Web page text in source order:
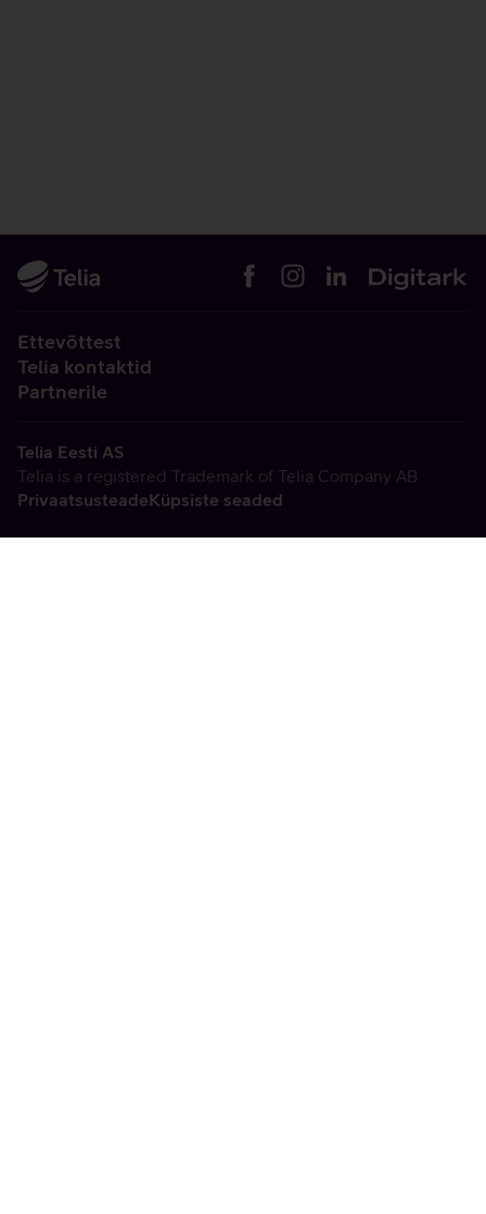
Ettevõttest
Telia kontaktid
Partnerile
Telia Eesti AS
Telia is a registered Trademark of Telia Company AB
PrivaatsusteadeKüpsiste seaded